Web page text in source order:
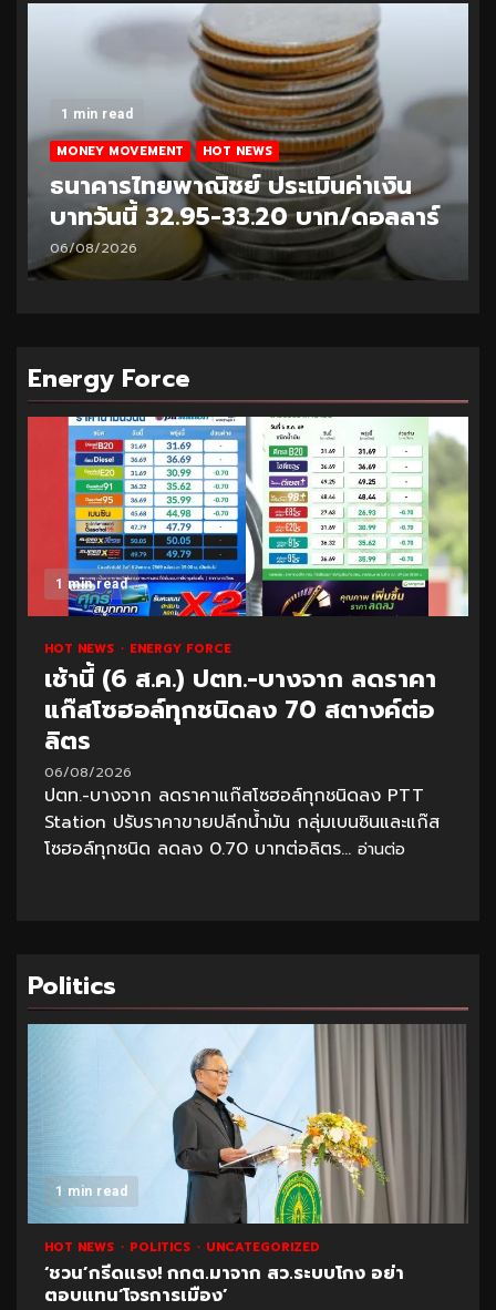
1 min read
MONEY MOVEMENT HOT NEWS
ธนาคารไทยพาณิชย์ ประเมินค่าเงิน
บาทวันนี้ 32.95-33.20 บาท/ดอลลาร์
06/08/2026
Energy Force
1 min read
HOT NEWS ENERGY FORCE
เช้านี้ (6 ส.ค.) ปตท.-บางจาก ลดราคา
แก๊สโซฮอล์ทุกชนิดลง 70 สตางค์ต่อ
ลิตร
06/08/2026
ปตท.-บางจาก ลดราคาแก๊สโซฮอล์ทุกชนิดลง PTT
Station ปรับราคาขายปลีกน้ำมัน กลุ่มเบนซินและแก๊ส
โซฮอล์ทุกชนิด ลดลง 0.70 บาทต่อลิตร... อ่านต่อ
Politics
1 min read
HOT NEWS POLITICS UNCATEGORIZED
‘ชวน’กรีดแรง! กกต.มาจาก สว.ระบบโกง อย่า
ตอบแทน‘โจรการเมือง’